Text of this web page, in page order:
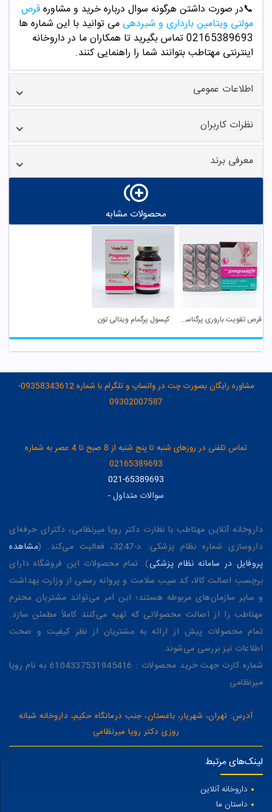
📞در صورت داشتن هرگونه سوال درباره خرید و مشاورهقرص
مولتی ویتامین بارداری و شیردهی می توانید با این شماره ها
02165389693تماس بگیرید تا همکاران ما در داروخانه
اینترنتی مهتاطب بتوانند شما را راهنمایی کنند.
اطلاعات عمومی
نظرات کاربران
معرفی برند
محصولات مشابه
قرص تقویت باروری پرگناسیف نوتراکس کپسول پرگمام ویتالی تون
مشاوره رایگان بصورت چت در واتساپ و تلگرام با شماره 09358343612-
09302007587
تماس تلفنی در روزهای شنبه تا پنج شنبه از 8 صبح تا 4 عصر به شماره
02165389693
021-65389693
سوالات متداول-
داروخانه آنلاین مهتاطب با نظارت دکتر رویا میرنظامی، دکترای حرفه‌ای
داروسازی شماره نظام پزشکی: د-3247، فعالیت می‌کند. (
مشاهده
پروفایل در سامانه نظام پزشکی). تمام محصولات این فروشگاه دارای
برچسب اصالت کالا، کد سیب سلامت و پروانه رسمی از وزارت بهداشت
و سایر سازمان‌های مربوطه هستند؛ این امر می‌تواند مشتریان محترم
مهتاطب را از اصالت محصولاتی که تهیه می‌کنند کاملاً مطمئن سازد.
تمام محصولات پیش از ارائه به مشتریان از نظر کیفیت و صحت
اطلاعات نیز بررسی می‌شوند.
شماره کارت جهت خرید محصولات : 6104337531945416 به نام رویا
میرنظامی
آدرس: تهران، شهریار، باغستان، جنب درمانگاه حکیم، داروخانه شبانه
روزی دکتر رویا میرنظامی
لینک‌های مرتبط
داروخانه آنلاین
داستان ما